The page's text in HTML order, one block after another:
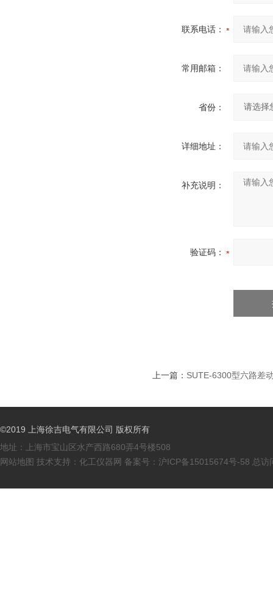
联系电话：
常用邮箱：
省份：
详细地址：
补充说明：
验证码：
上一篇： SUTE-6300型六路差
©2019 上海徐吉电气有限公司 版权所有
地址：上海市宝山区水产西路680弄4号楼508
网站地图 技术支持： 化工仪器网 备案号： 沪ICP备15015674号-58 总访